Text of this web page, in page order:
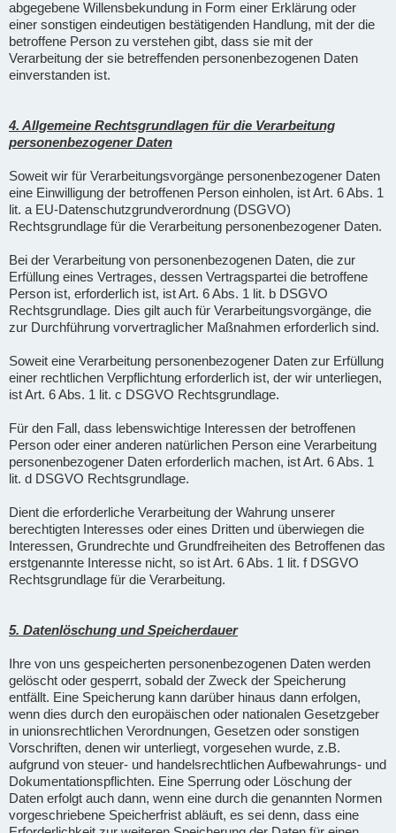
abgegebene Willensbekundung in Form einer Erklärung oder
einer sonstigen eindeutigen bestätigenden Handlung, mit der die
betroffene Person zu verstehen gibt, dass sie mit der
Verarbeitung der sie betreffenden personenbezogenen Daten
einverstanden ist.
4. Allgemeine Rechtsgrundlagen für die Verarbeitung
personenbezogener Daten
Soweit wir für Verarbeitungsvorgänge personenbezogener Daten
eine Einwilligung der betroffenen Person einholen, ist Art. 6 Abs. 1
lit. a EU-Datenschutzgrundverordnung (DSGVO)
Rechtsgrundlage für die Verarbeitung personenbezogener Daten.
Bei der Verarbeitung von personenbezogenen Daten, die zur
Erfüllung eines Vertrages, dessen Vertragspartei die betroffene
Person ist, erforderlich ist, ist Art. 6 Abs. 1 lit. b DSGVO
Rechtsgrundlage. Dies gilt auch für Verarbeitungsvorgänge, die
zur Durchführung vorvertraglicher Maßnahmen erforderlich sind.
Soweit eine Verarbeitung personenbezogener Daten zur Erfüllung
einer rechtlichen Verpflichtung erforderlich ist, der wir unterliegen,
ist Art. 6 Abs. 1 lit. c DSGVO Rechtsgrundlage.
Für den Fall, dass lebenswichtige Interessen der betroffenen
Person oder einer anderen natürlichen Person eine Verarbeitung
personenbezogener Daten erforderlich machen, ist Art. 6 Abs. 1
lit. d DSGVO Rechtsgrundlage.
Dient die erforderliche Verarbeitung der Wahrung unserer
berechtigten Interesses oder eines Dritten und überwiegen die
Interessen, Grundrechte und Grundfreiheiten des Betroffenen das
erstgenannte Interesse nicht, so ist Art. 6 Abs. 1 lit. f DSGVO
Rechtsgrundlage für die Verarbeitung.
5. Datenlöschung und Speicherdauer
Ihre von uns gespeicherten personenbezogenen Daten werden
gelöscht oder gesperrt, sobald der Zweck der Speicherung
entfällt. Eine Speicherung kann darüber hinaus dann erfolgen,
wenn dies durch den europäischen oder nationalen Gesetzgeber
in unionsrechtlichen Verordnungen, Gesetzen oder sonstigen
Vorschriften, denen wir unterliegt, vorgesehen wurde, z.B.
aufgrund von steuer- und handelsrechtlichen Aufbewahrungs- und
Dokumentationspflichten. Eine Sperrung oder Löschung der
Daten erfolgt auch dann, wenn eine durch die genannten Normen
vorgeschriebene Speicherfrist abläuft, es sei denn, dass eine